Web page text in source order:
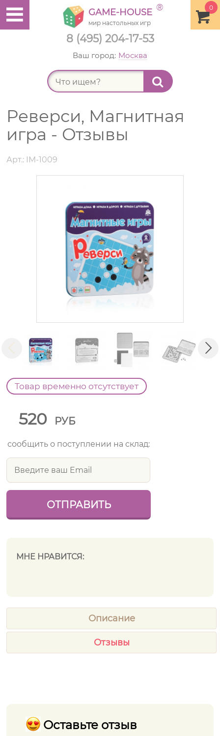
8 (495) 204-17-53
0
GAME-HOUSE ®
мир настольных игр
Ваш город: Москва
Реверси, Магнитная
игра - Отзывы
Арт.: IM-1009
Товар временно отсутствует
520 РУБ
сообщить о поступлении на склад:
МНЕ НРАВИТСЯ:
Описание
Отзывы
Оставьте отзыв